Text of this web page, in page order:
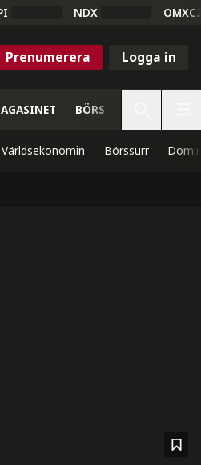
NDX
Prenumerera Logga in
BÖRS
Världsekonomin Börssurr